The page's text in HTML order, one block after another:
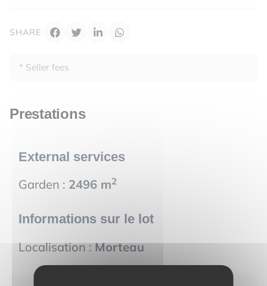
SHARE
* Seller fees
Prestations
External services
Garden : 2496 m2
Informations sur le lot
Localisation :Morteau